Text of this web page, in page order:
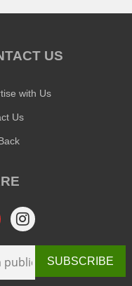
US
with Us
Us
SUBSCRIBE